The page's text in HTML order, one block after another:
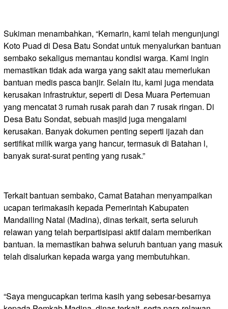
Sukiman menambahkan, “Kemarin, kami telah mengunjungi
Koto Puad di Desa Batu Sondat untuk menyalurkan bantuan
sembako sekaligus memantau kondisi warga. Kami ingin
memastikan tidak ada warga yang sakit atau memerlukan
bantuan medis pasca banjir. Selain itu, kami juga mendata
kerusakan infrastruktur, seperti di Desa Muara Pertemuan
yang mencatat 3 rumah rusak parah dan 7 rusak ringan. Di
Desa Batu Sondat, sebuah masjid juga mengalami
kerusakan. Banyak dokumen penting seperti ijazah dan
sertifikat milik warga yang hancur, termasuk di Batahan l,
banyak surat-surat penting yang rusak.”
Terkait bantuan sembako, Camat Batahan menyampaikan
ucapan terimakasih kepada Pemerintah Kabupaten
Mandailing Natal (Madina), dinas terkait, serta seluruh
relawan yang telah berpartisipasi aktif dalam memberikan
bantuan. Ia memastikan bahwa seluruh bantuan yang masuk
telah disalurkan kepada warga yang membutuhkan.
“Saya mengucapkan terima kasih yang sebesar-besarnya